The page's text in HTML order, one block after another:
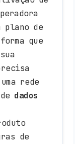
plano de
que
rede
dados
de